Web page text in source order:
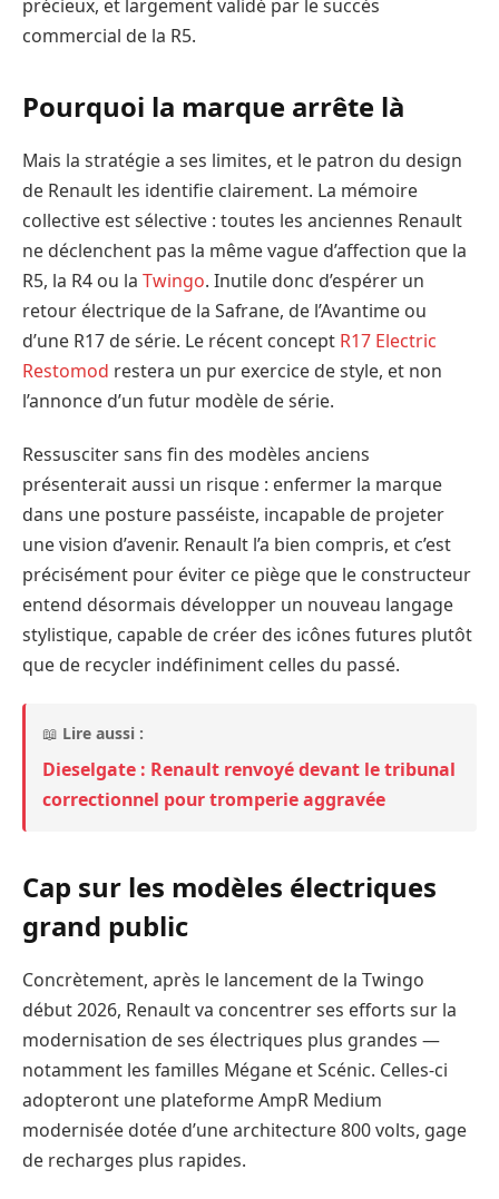
précieux, et largement validé par le succès
commercial de la R5.
Pourquoi la marque arrête là
Mais la stratégie a ses limites, et le patron du design
de Renault les identifie clairement. La mémoire
collective est sélective : toutes les anciennes Renault
ne déclenchent pas la même vague d’affection que la
R5, la R4 ou la Twingo. Inutile donc d’espérer un
retour électrique de la Safrane, de l’Avantime ou
d’une R17 de série. Le récent concept R17 Electric
Restomod restera un pur exercice de style, et non
l’annonce d’un futur modèle de série.
Ressusciter sans fin des modèles anciens
présenterait aussi un risque : enfermer la marque
dans une posture passéiste, incapable de projeter
une vision d’avenir. Renault l’a bien compris, et c’est
précisément pour éviter ce piège que le constructeur
entend désormais développer un nouveau langage
stylistique, capable de créer des icônes futures plutôt
que de recycler indéfiniment celles du passé.
📖 Lire aussi :
Dieselgate : Renault renvoyé devant le tribunal
correctionnel pour tromperie aggravée
Cap sur les modèles électriques
grand public
Concrètement, après le lancement de la Twingo
début 2026, Renault va concentrer ses efforts sur la
modernisation de ses électriques plus grandes —
notamment les familles Mégane et Scénic. Celles-ci
adopteront une plateforme AmpR Medium
modernisée dotée d’une architecture 800 volts, gage
de recharges plus rapides.